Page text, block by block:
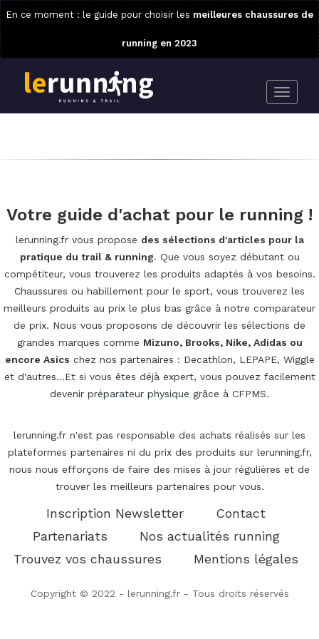
En ce moment : le guide pour choisir les meilleures chaussures de
running en 2023
Votre guide d'achat pour le running !
lerunning.fr vous propose des sélections d'articles pour la
pratique du trail & running. Que vous soyez débutant ou
compétiteur, vous trouverez les produits adaptés à vos besoins.
Chaussures ou habillement pour le sport, vous trouverez les
meilleurs produits au prix le plus bas grâce à notre comparateur
de prix. Nous vous proposons de découvrir les sélections de
grandes marques comme Mizuno, Brooks, Nike, Adidas ou
encore Asics chez nos partenaires : Decathlon, LEPAPE, Wiggle
et d'autres...Et si vous êtes déjà expert, vous pouvez facilement
devenir préparateur physique grâce à CFPMS.
lerunning.fr n'est pas responsable des achats réalisés sur les
plateformes partenaires ni du prix des produits sur lerunning.fr,
nous nous efforçons de faire des mises à jour régulières et de
trouver les meilleurs partenaires pour vous.
Inscription Newsletter
Contact
Partenariats
Nos actualités running
Trouvez vos chaussures
Mentions légales
Copyright © 2022 - lerunning.fr - Tous droits réservés